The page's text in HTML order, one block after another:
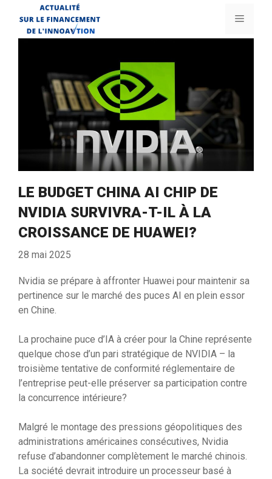
contenu
Menu
LE BUDGET CHINA AI CHIP DE
NVIDIA SURVIVRA-T-IL À LA
CROISSANCE DE HUAWEI?
28 mai 2025
Nvidia se prépare à affronter Huawei pour maintenir sa
pertinence sur le marché des puces AI en plein essor
en Chine.
La prochaine puce d’IA à créer pour la Chine représente
quelque chose d’un pari stratégique de NVIDIA – la
troisième tentative de conformité réglementaire de
l’entreprise peut-elle préserver sa participation contre
la concurrence intérieure?
Malgré le montage des pressions géopolitiques des
administrations américaines consécutives, Nvidia
refuse d’abandonner complètement le marché chinois.
La société devrait introduire un processeur basé à